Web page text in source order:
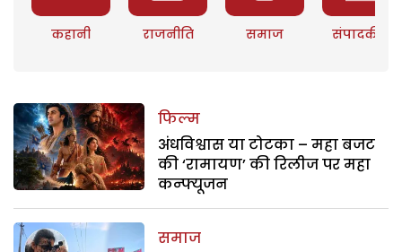
कहानी राजनीति समाज संपादकीय
फिल्म
अंधविश्वास या टोटका – महा बजट
की ‘रामायण’ की रिलीज पर महा
कन्फ्यूजन
समाज